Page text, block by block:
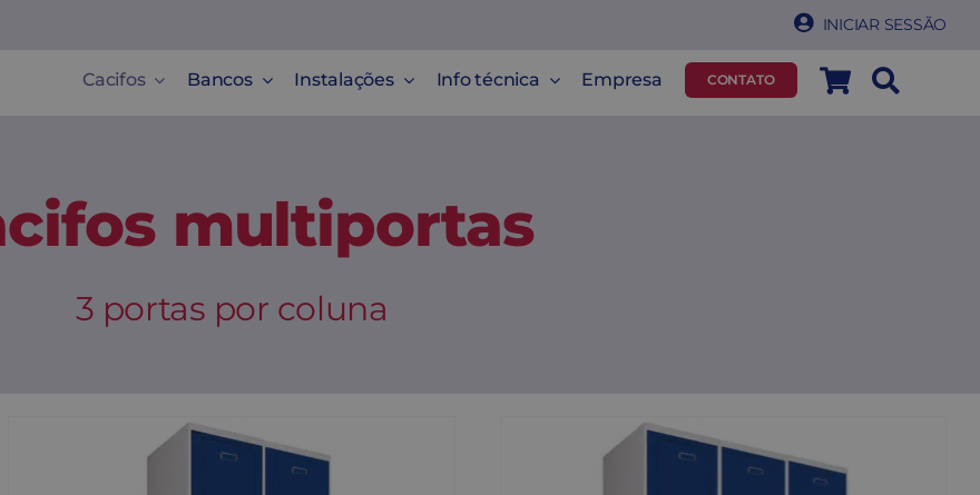
INICIAR SESSÃO
Cacifos Bancos Instalações Info técnica Empresa CONTATO
multiportas
3 portas por coluna